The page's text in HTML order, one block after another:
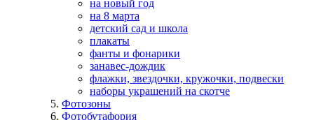
на новый год
на 8 марта
детский сад и школа
плакаты
фанты и фонарики
занавес-дождик
флажки, звездочки, кружочки, подвески
наборы украшений на скотче
Фотозоны
Фотобутафория